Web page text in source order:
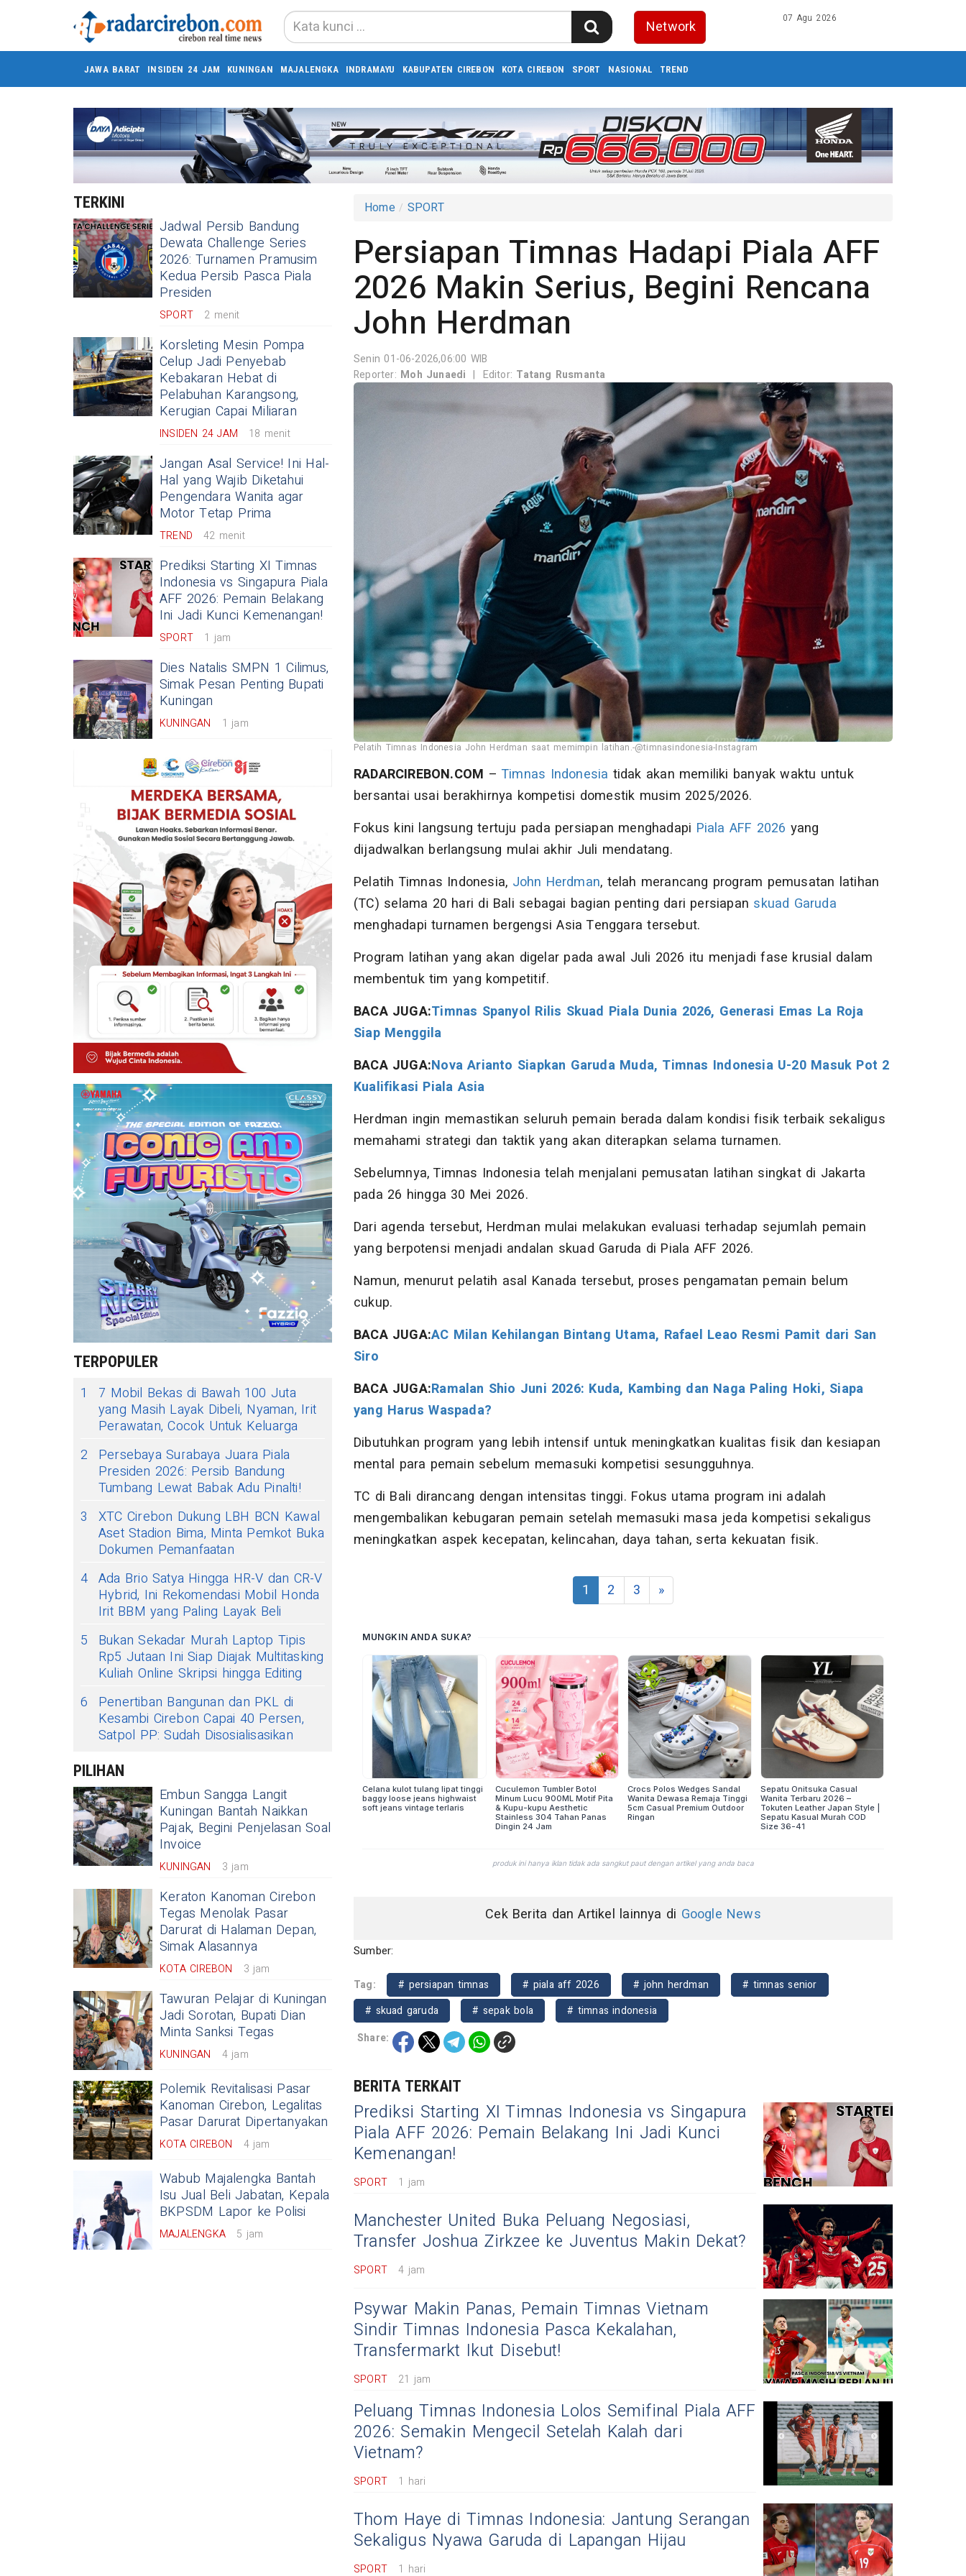
Network 07 Agu 2026
JAWA BARAT INSIDEN 24 JAM KUNINGAN MAJALENGKA INDRAMAYU KABUPATEN CIREBON KOTA CIREBON SPORT NASIONAL TREND
TERKINI
Jadwal Persib Bandung
Dewata Challenge Series
2026: Turnamen Pramusim
Kedua Persib Pasca Piala
Presiden
SPORT 2 menit
Korsleting Mesin Pompa
Celup Jadi Penyebab
Kebakaran Hebat di
Pelabuhan Karangsong,
Kerugian Capai Miliaran
INSIDEN 24 JAM 18 menit
Jangan Asal Service! Ini Hal-
Hal yang Wajib Diketahui
Pengendara Wanita agar
Motor Tetap Prima
TREND 42 menit
Prediksi Starting XI Timnas
Indonesia vs Singapura Piala
AFF 2026: Pemain Belakang
Ini Jadi Kunci Kemenangan!
SPORT 1 jam
Dies Natalis SMPN 1 Cilimus,
Simak Pesan Penting Bupati
Kuningan
KUNINGAN 1 jam
TERPOPULER
1
7 Mobil Bekas di Bawah 100 Juta
yang Masih Layak Dibeli, Nyaman, Irit
Perawatan, Cocok Untuk Keluarga
2
Persebaya Surabaya Juara Piala
Presiden 2026: Persib Bandung
Tumbang Lewat Babak Adu Pinalti!
3
XTC Cirebon Dukung LBH BCN Kawal
Aset Stadion Bima, Minta Pemkot Buka
Dokumen Pemanfaatan
4 Ada Brio Satya Hingga HR-V dan CR-V
Hybrid, Ini Rekomendasi Mobil Honda
Irit BBM yang Paling Layak Beli
5
Bukan Sekadar Murah Laptop Tipis
Rp5 Jutaan Ini Siap Diajak Multitasking
Kuliah Online Skripsi hingga Editing
6
Penertiban Bangunan dan PKL di
Kesambi Cirebon Capai 40 Persen,
Satpol PP: Sudah Disosialisasikan
PILIHAN
Embun Sangga Langit
Kuningan Bantah Naikkan
Pajak, Begini Penjelasan Soal
Invoice
KUNINGAN 3 jam
Keraton Kanoman Cirebon
Tegas Menolak Pasar
Darurat di Halaman Depan,
Simak Alasannya
KOTA CIREBON 3 jam
Tawuran Pelajar di Kuningan
Jadi Sorotan, Bupati Dian
Minta Sanksi Tegas
KUNINGAN 4 jam
Polemik Revitalisasi Pasar
Kanoman Cirebon, Legalitas
Pasar Darurat Dipertanyakan
KOTA CIREBON 4 jam
Wabub Majalengka Bantah
Isu Jual Beli Jabatan, Kepala
BKPSDM Lapor ke Polisi
MAJALENGKA 5 jam
Home SPORT
Persiapan Timnas Hadapi Piala AFF
2026 Makin Serius, Begini Rencana
John Herdman
Senin 01-06-2026,06:00 WIB
Reporter: Moh Junaedi | Editor: Tatang Rusmanta
Pelatih Timnas Indonesia John Herdman saat memimpin latihan.-@timnasindonesia-Instagram
RADARCIREBON.COM – Timnas Indonesia tidak akan memiliki banyak waktu untuk
bersantai usai berakhirnya kompetisi domestik musim 2025/2026.
Fokus kini langsung tertuju pada persiapan menghadapi Piala AFF 2026 yang
dijadwalkan berlangsung mulai akhir Juli mendatang.
Pelatih Timnas Indonesia, John Herdman, telah merancang program pemusatan latihan
(TC) selama 20 hari di Bali sebagai bagian penting dari persiapan skuad Garuda
menghadapi turnamen bergengsi Asia Tenggara tersebut.
Program latihan yang akan digelar pada awal Juli 2026 itu menjadi fase krusial dalam
membentuk tim yang kompetitif.
BACA JUGA:Timnas Spanyol Rilis Skuad Piala Dunia 2026, Generasi Emas La Roja
Siap Menggila
BACA JUGA:Nova Arianto Siapkan Garuda Muda, Timnas Indonesia U-20 Masuk Pot 2
Kualifikasi Piala Asia
Herdman ingin memastikan seluruh pemain berada dalam kondisi fisik terbaik sekaligus
memahami strategi dan taktik yang akan diterapkan selama turnamen.
Sebelumnya, Timnas Indonesia telah menjalani pemusatan latihan singkat di Jakarta
pada 26 hingga 30 Mei 2026.
Dari agenda tersebut, Herdman mulai melakukan evaluasi terhadap sejumlah pemain
yang berpotensi menjadi andalan skuad Garuda di Piala AFF 2026.
Namun, menurut pelatih asal Kanada tersebut, proses pengamatan pemain belum
cukup.
BACA JUGA:AC Milan Kehilangan Bintang Utama, Rafael Leao Resmi Pamit dari San
Siro
BACA JUGA:Ramalan Shio Juni 2026: Kuda, Kambing dan Naga Paling Hoki, Siapa
yang Harus Waspada?
Dibutuhkan program yang lebih intensif untuk meningkatkan kualitas fisik dan kesiapan
mental para pemain sebelum memasuki kompetisi sesungguhnya.
TC di Bali dirancang dengan intensitas tinggi. Fokus utama program ini adalah
mengembalikan kebugaran pemain setelah memasuki masa jeda kompetisi sekaligus
meningkatkan aspek kecepatan, kelincahan, daya tahan, serta kekuatan fisik.
1 2 3 »
Cek Berita dan Artikel lainnya di Google News
Sumber:
Tag: # persiapan timnas # piala aff 2026 # john herdman
# timnas senior
# skuad garuda
# sepak bola
# timnas indonesia
Share:
BERITA TERKAIT
Prediksi Starting XI Timnas Indonesia vs Singapura
Piala AFF 2026: Pemain Belakang Ini Jadi Kunci
Kemenangan!
SPORT 1 jam
Manchester United Buka Peluang Negosiasi,
Transfer Joshua Zirkzee ke Juventus Makin Dekat?
SPORT 4 jam
Psywar Makin Panas, Pemain Timnas Vietnam
Sindir Timnas Indonesia Pasca Kekalahan,
Transfermarkt Ikut Disebut!
SPORT 21 jam
Peluang Timnas Indonesia Lolos Semifinal Piala AFF
2026: Semakin Mengecil Setelah Kalah dari
Vietnam?
SPORT 1 hari
Thom Haye di Timnas Indonesia: Jantung Serangan
Sekaligus Nyawa Garuda di Lapangan Hijau
SPORT 1 hari